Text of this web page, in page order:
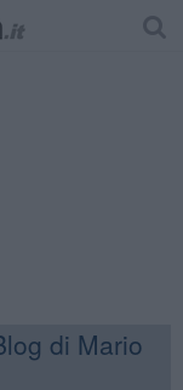
di Mario